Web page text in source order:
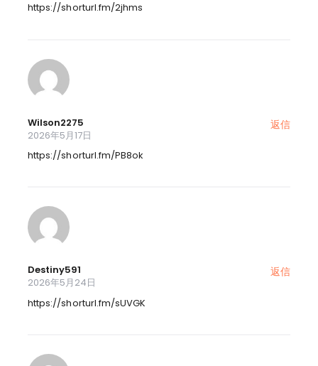
https://shorturl.fm/2jhms
Wilson2275 返信
2026年5月17日
https://shorturl.fm/PB8ok
Destiny591 返信
2026年5月24日
https://shorturl.fm/sUVGK